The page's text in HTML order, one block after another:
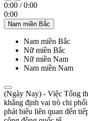
0:00 /0:00
0:00
Nam miền Bắc
Nam miền Bắc
Nữ miền Bắc
Nữ miền Nam
Nam miền Nam
(Ngày Nay) - Việc Tổng
khẳng định vai trò chi
phát biểu liên quan đến